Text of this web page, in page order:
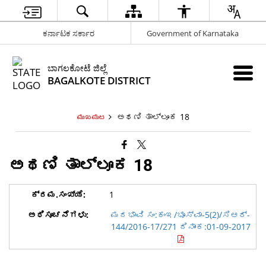
ಕರ್ನಾಟಕ ಸರ್ಕಾರ Government of Karnataka
ಬಾಗಲಕೋಟೆ ಜಿಲ್ಲೆ
BAGALKOTE DISTRICT
ಮುಖಪುಟ ಅಥಣಿ ತಾಲ್ಲೂಕ 18
ಅಥಣಿ ತಾಲ್ಲೂಕ 18
1
ಮದಭಾವಿ ಸಂ:ಕಂಇ/ಭೂಸ್ವಾ-5(2)/ಸಿಆರ್-
144/2016-17/271 ದಿನಾಂಕ:01-09-2017